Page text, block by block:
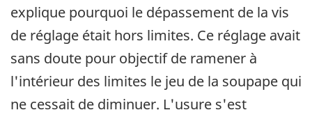
explique pourquoi le dépassement de la vis
de réglage était hors limites. Ce réglage avait
sans doute pour objectif de ramener à
l'intérieur des limites le jeu de la soupape qui
ne cessait de diminuer. L'usure s'est